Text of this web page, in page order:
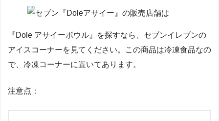
『Dole アサイーボウル』を探すなら、セブンイレブンの
アイスコーナーを見てください。この商品は冷凍食品なの
で、冷凍コーナーに置いてあります。
注意点：